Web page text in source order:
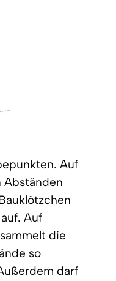
Auf
Abständen
Auf
die
so
darf